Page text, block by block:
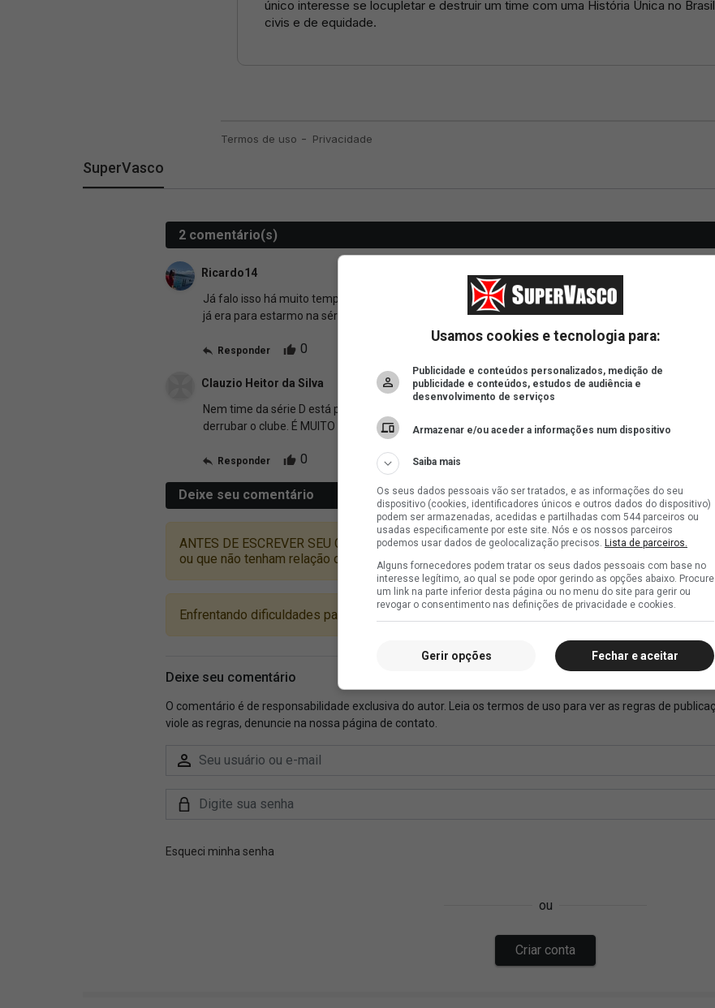
SuperVasco
Usamos cookies e tecnologia para:
Publicidade e conteúdos personalizados, medição de
publicidade e conteúdos, estudos de audiência e
desenvolvimento de serviços
Armazenar e/ou aceder a informações num dispositivo
Saiba mais
Os seus dados pessoais vão ser tratados, e as informações do seu
dispositivo (cookies, identificadores únicos e outros dados do dispositivo)
podem ser armazenadas, acedidas e partilhadas com 544 parceiros ou
usadas especificamente por este site. Nós e os nossos parceiros
podemos usar dados de geolocalização precisos. Lista de parceiros.
Alguns fornecedores podem tratar os seus dados pessoais com base no
interesse legítimo, ao qual se pode opor gerindo as opções abaixo. Procure
um link na parte inferior desta página ou no menu do site para gerir ou
revogar o consentimento nas definições de privacidade e cookies.
Fechar e aceitar
Gerir opções